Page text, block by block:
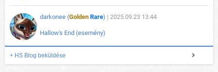
darkonee (Golden Rare) | 2025.09.23 13:44
Hallow's End (esemény)
+ HS Blog beküldése